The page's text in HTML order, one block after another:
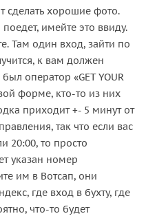
хорошие фото.
имейте это ввиду.
Там один вход, зайти по
к вам должен
оператор «GET YOUR
форме, кто-то из них
приходит +- 5 минут от
так что если вас
20:00, то просто
указан номер
им в Вотсап, они
где вход в бухту, где
что-то будет